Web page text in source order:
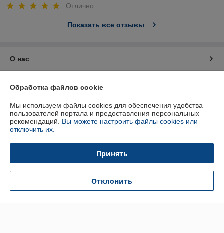
Отлично
Показать все отзывы
О нас
Доставка и оплата
График работы
Обработка файлов cookie
Мы используем файлы cookies для обеспечения удобства
пользователей портала и предоставления персональных
рекомендаций. Вы можете настроить файлы cookies или
отключить их.
Принять
Отклонить